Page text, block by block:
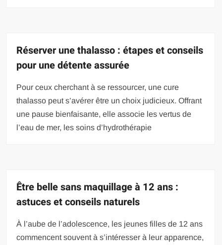
Réserver une thalasso : étapes et conseils
pour une détente assurée
Pour ceux cherchant à se ressourcer, une cure
thalasso peut s’avérer être un choix judicieux. Offrant
une pause bienfaisante, elle associe les vertus de
l’eau de mer, les soins d’hydrothérapie
Être belle sans maquillage à 12 ans :
astuces et conseils naturels
À l’aube de l’adolescence, les jeunes filles de 12 ans
commencent souvent à s’intéresser à leur apparence,